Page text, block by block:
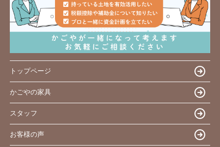
トップページ
かごやの家具
スタッフ
お客様の声